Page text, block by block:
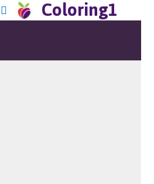
Coloring1